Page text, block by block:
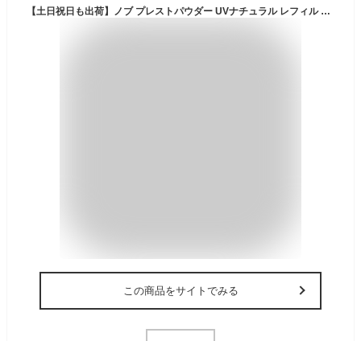
【土日祝日も出荷】ノブ プレストパウダー UVナチュラル レフィル マット肌 てかり防止 低刺激 SPF23 PA++ 化粧崩れ フェイスパウダー NOV
この商品をサイトでみる